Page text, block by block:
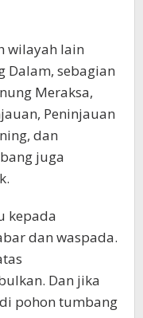
wilayah lain
Dalam, sebagian
Meraksa,
Peninjauan
dan
juga
kepada
dan waspada.
Dan jika
pohon tumbang